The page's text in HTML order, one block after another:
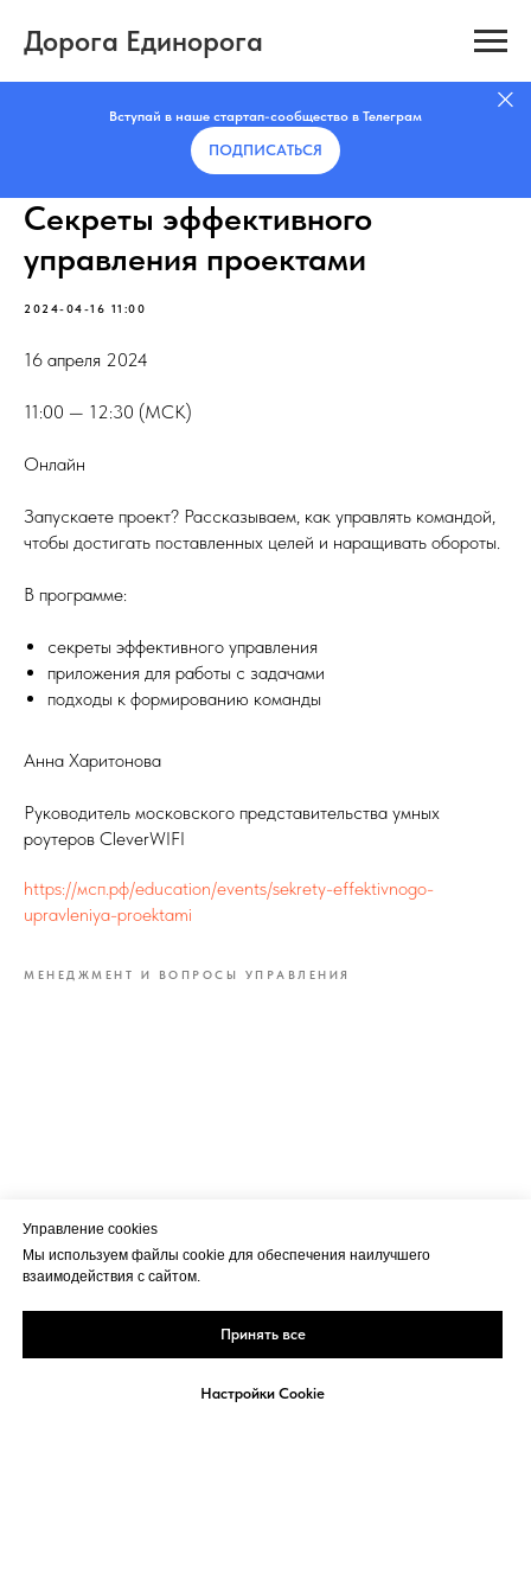
Дорога Единорога
Вступай в наше стартап-сообщество в Телеграм
ПОДПИСАТЬCЯ
Секреты эффективного
управления проектами
2024-04-16 11:00
16 апреля 2024
11:00 — 12:30 (МСК)
Онлайн
Запускаете проект? Рассказываем, как управлять командой,
чтобы достигать поставленных целей и наращивать обороты.
В программе:
секреты эффективного управления
приложения для работы с задачами
подходы к формированию команды
Анна Харитонова
Руководитель московского представительства умных
роутеров CleverWIFI
https://мсп.рф/education/events/sekrety-effektivnogo-
upravleniya-proektami
МЕНЕДЖМЕНТ И ВОПРОСЫ УПРАВЛЕНИЯ
Управление cookies
Мы используем файлы cookie для обеспечения наилучшего
взаимодействия с сайтом.
Принять все
Настройки Cookie